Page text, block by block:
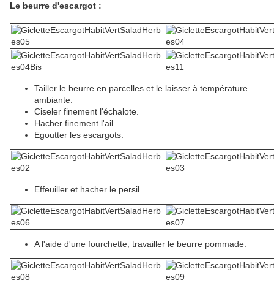
Le beurre d'escargot :
Tailler le beurre en parcelles et le laisser à température
ambiante.
Ciseler finement l'échalote.
Hacher finement l'ail.
Egoutter les escargots.
Effeuiller et hacher le persil.
A l'aide d'une fourchette, travailler le beurre pommade.